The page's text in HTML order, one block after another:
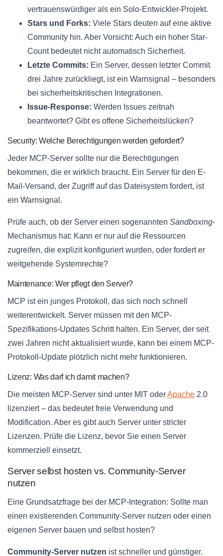
vertrauenswürdiger als ein Solo-Entwickler-Projekt.
Stars und Forks: Viele Stars deuten auf eine aktive
Community hin. Aber Vorsicht: Auch ein hoher Star-
Count bedeutet nicht automatisch Sicherheit.
Letzte Commits: Ein Server, dessen letzter Commit
drei Jahre zurückliegt, ist ein Warnsignal – besonders
bei sicherheitskritischen Integrationen.
Issue-Response: Werden Issues zeitnah
beantwortet? Gibt es offene Sicherheitslücken?
Security: Welche Berechtigungen werden gefordert?
Jeder MCP-Server sollte nur die Berechtigungen
bekommen, die er wirklich braucht. Ein Server für den E-
Mail-Versand, der Zugriff auf das Dateisystem fordert, ist
ein Warnsignal.
Prüfe auch, ob der Server einen sogenannten Sandboxing-
Mechanismus hat: Kann er nur auf die Ressourcen
zugreifen, die explizit konfiguriert wurden, oder fordert er
weitgehende Systemrechte?
Maintenance: Wer pflegt den Server?
MCP ist ein junges Protokoll, das sich noch schnell
weiterentwickelt. Server müssen mit den MCP-
Spezifikations-Updates Schritt halten. Ein Server, der seit
zwei Jahren nicht aktualisiert wurde, kann bei einem MCP-
Protokoll-Update plötzlich nicht mehr funktionieren.
Lizenz: Was darf ich damit machen?
Die meisten MCP-Server sind unter MIT oderApache 2.0
lizenziert – das bedeutet freie Verwendung und
Modification. Aber es gibt auch Server unter stricter
Lizenzen. Prüfe die Lizenz, bevor Sie einen Server
kommerziell einsetzt.
Server selbst hosten vs. Community-Server
nutzen
Eine Grundsatzfrage bei der MCP-Integration: Sollte man
einen existierenden Community-Server nutzen oder einen
eigenen Server bauen und selbst hosten?
Community-Server nutzen ist schneller und günstiger.